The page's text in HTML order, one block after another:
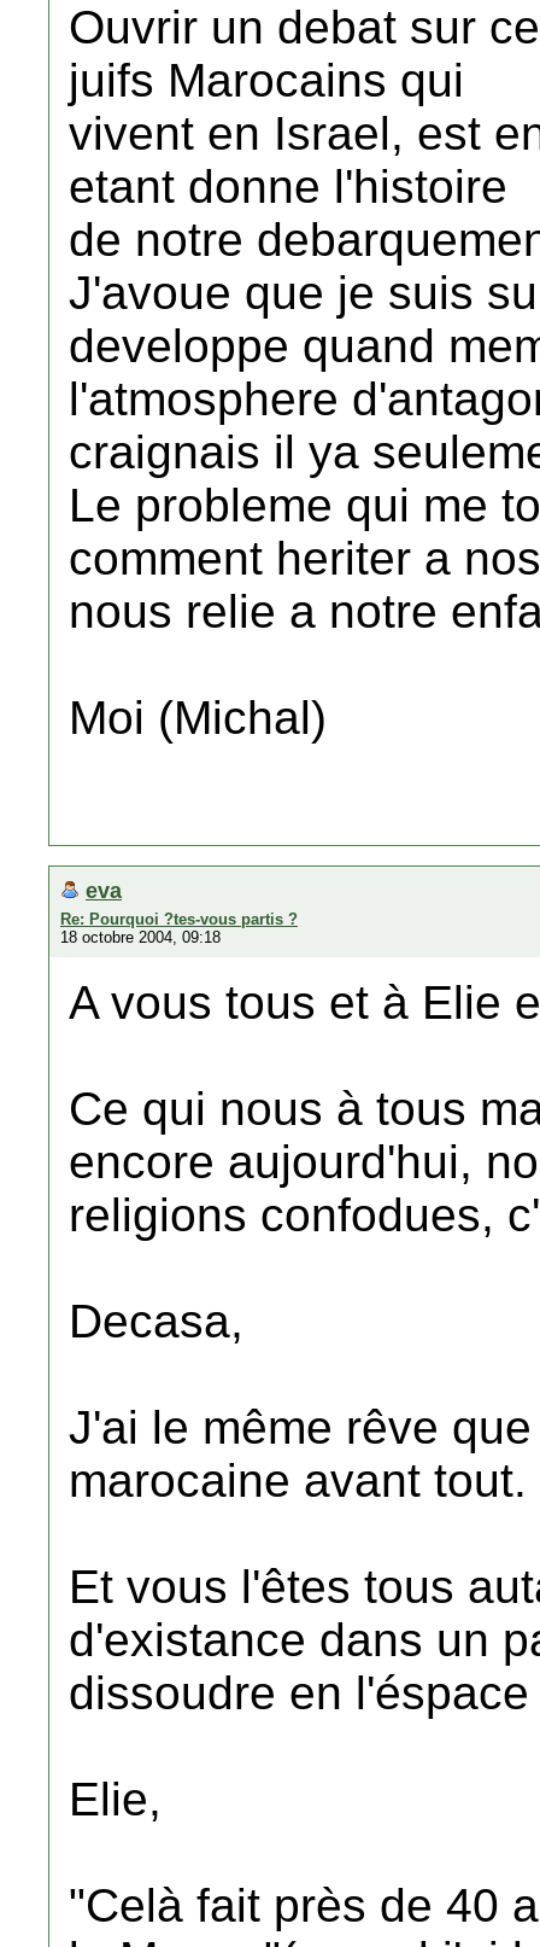
Ouvrir un debat sur
juifs Marocains qui
vivent en Israel, est
etant donne l'histoire
de notre
J'avoue que je suis
developpe quand
l'atmosphere
craignais il ya
Le probleme qui me
comment heriter a
nous relie a notre
Moi (Michal)
eva
Re: Pourquoi ?tes-vous partis ?
18 octobre 2004, 09:18
A vous tous et à Elie
Ce qui nous à tous
encore aujourd'hui,
religions confodues,
Decasa,
J'ai le même rêve
marocaine avant tout.
Et vous l'êtes tous
d'existance dans un
dissoudre en
Elie,
"Celà fait près de 40